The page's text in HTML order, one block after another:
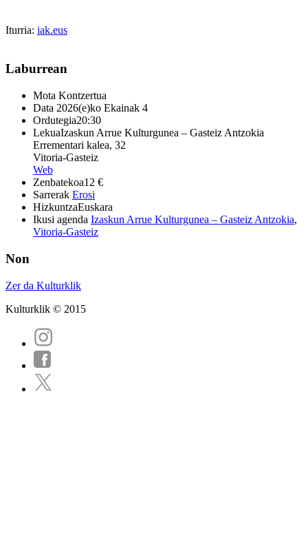
Iturria: iak.eus
Laburrean
Mota Kontzertua
Data 2026(e)ko Ekainak 4
Ordutegia20:30
LekuaIzaskun Arrue Kulturgunea – Gasteiz Antzokia
Errementari kalea, 32
Vitoria-Gasteiz
Web
Zenbatekoa12 €
Sarrerak Erosi
HizkuntzaEuskara
Ikusi agenda Izaskun Arrue Kulturgunea – Gasteiz Antzokia,
Vitoria-Gasteiz
Non
Zer da Kulturklik
Kulturklik © 2015